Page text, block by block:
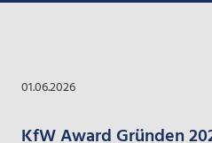
01.06.2026
KfW Award Gründen